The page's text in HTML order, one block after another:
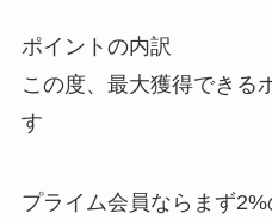
ポイントの内訳
この度、最大獲得できる
す
プライム会員ならまず2%